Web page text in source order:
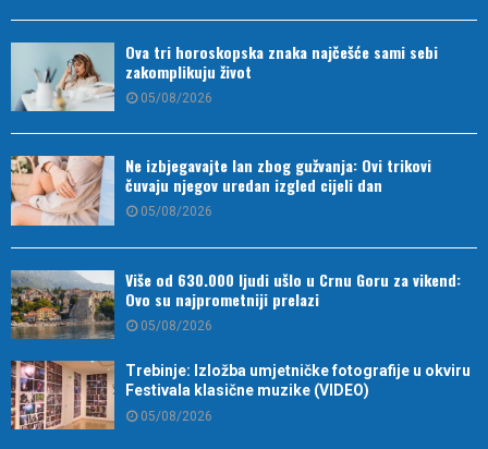
Ova tri horoskopska znaka najčešće sami sebi
zakomplikuju život
05/08/2026
Ne izbjegavajte lan zbog gužvanja: Ovi trikovi
čuvaju njegov uredan izgled cijeli dan
05/08/2026
Više od 630.000 ljudi ušlo u Crnu Goru za vikend:
Ovo su najprometniji prelazi
05/08/2026
Trebinje: Izložba umjetničke fotografije u okviru
Festivala klasične muzike (VIDEO)
05/08/2026